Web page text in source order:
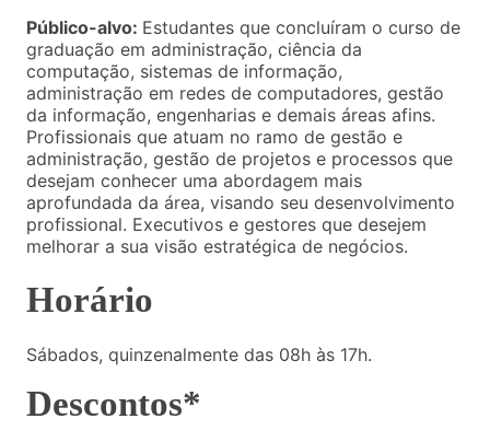
Público-alvo: Estudantes que concluíram o curso de
graduação em administração, ciência da
computação, sistemas de informação,
administração em redes de computadores, gestão
da informação, engenharias e demais áreas afins.
Profissionais que atuam no ramo de gestão e
administração, gestão de projetos e processos que
desejam conhecer uma abordagem mais
aprofundada da área, visando seu desenvolvimento
profissional. Executivos e gestores que desejem
melhorar a sua visão estratégica de negócios.
Horário
Sábados, quinzenalmente das 08h às 17h.
Descontos*